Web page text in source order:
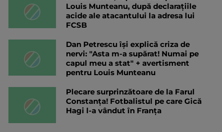
Louis Munteanu, după declarațiile
acide ale atacantului la adresa lui
FCSB
Dan Petrescu își explică criza de
nervi: "Asta m-a supărat! Numai pe
capul meu a stat" + avertisment
pentru Louis Munteanu
Plecare surprinzătoare de la Farul
Constanța! Fotbalistul pe care Gică
Hagi l-a vândut în Franța